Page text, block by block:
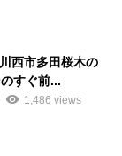
西市多田桜木の
すぐ前...
1,486 views